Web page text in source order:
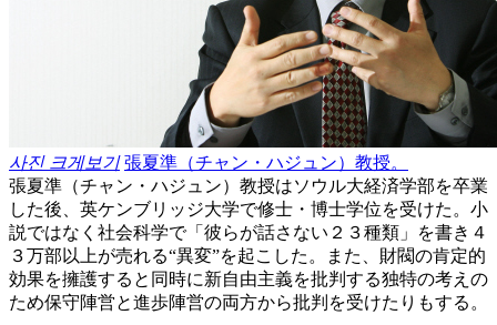
사진 크게보기 張夏準（チャン・ハジュン）教授。
張夏準（チャン・ハジュン）教授はソウル大経済学部を卒業
した後、英ケンブリッジ大学で修士・博士学位を受けた。小
説ではなく社会科学で「彼らが話さない２３種類」を書き４
３万部以上が売れる“異変”を起こした。また、財閥の肯定的
効果を擁護すると同時に新自由主義を批判する独特の考えの
ため保守陣営と進歩陣営の両方から批判を受けたりもする。